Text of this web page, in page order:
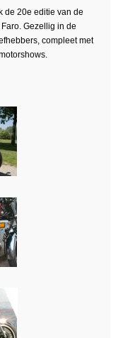
de 20e editie van de
Gezellig in de
compleet met